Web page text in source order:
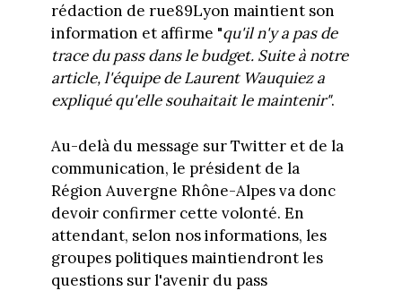
rédaction de rue89Lyon maintient son
information et affirme "qu'il n'y a pas de
trace du pass dans le budget. Suiteànotre
article, l'équipe de Laurent Wauquiez a
expliqué qu'elle souhaitait le maintenir".
Au-delà du message sur Twitter et de la
communication, le président de la
Région Auvergne Rhône-Alpes va donc
devoir confirmer cette volonté. En
attendant, selon nos informations, les
groupes politiques maintiendront les
questions sur l'avenir du pass